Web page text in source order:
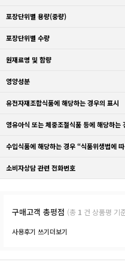
포장단위별 용량(중량)
포장단위별 수량
원재료명 및 함량
영양성분
유전자재조합식품에 해당하는 경우의 표시
영유아식 또는 체중조절식품 등에 해당하는
수입식품에 해당하는 경우 “식품위생법에
소비자상담 관련 전화번호
구매고객 총평점 (총 1 건 상품평 기
사용후기 쓰기더보기